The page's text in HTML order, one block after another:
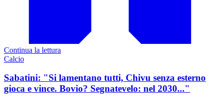
Continua la lettura
Calcio
Sabatini: "Si lamentano tutti, Chivu senza esterno
gioca e vince. Bovio? Segnatevelo: nel 2030..."